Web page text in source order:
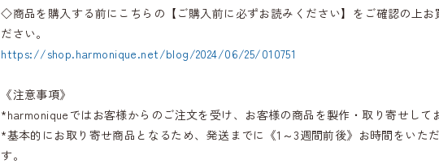
◇商品を購入する前にこちらの【ご購入前に必ずお読みください】をご確認の上お
ださい。
https://shop.harmonique.net/blog/2024/06/25/010751
《注意事項》
*harmoniqueではお客様からのご注文を受け、お客様の商品を製作・取り寄せして
*基本的にお取り寄せ商品となるため、発送までに《1～3週間前後》お時間をいた
す。